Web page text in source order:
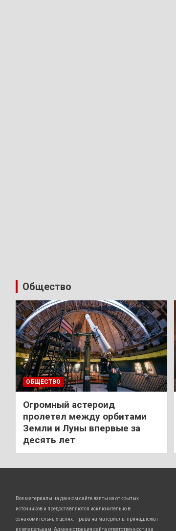
Общество
ОБЩЕСТВО
Огромный астероид
пролетел между орбитами
Земли и Луны впервые за
десять лет
Все материалы на данном сайте взяты из открытых
источников и предоставляются исключительно в
ознакомительных целях. Права на материалы принадлежат
их владельцам. Администрация сайта ответственности за